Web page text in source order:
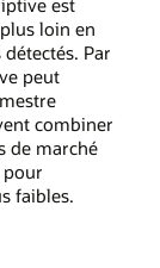
est
loin en
Par
peut
combiner
de marché
faibles.